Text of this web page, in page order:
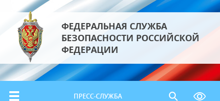
ФЕДЕРАЛЬНАЯ СЛУЖБА
БЕЗОПАСНОСТИ РОССИЙСКОЙ
ФЕДЕРАЦИИ
ПРЕСС-СЛУЖБА